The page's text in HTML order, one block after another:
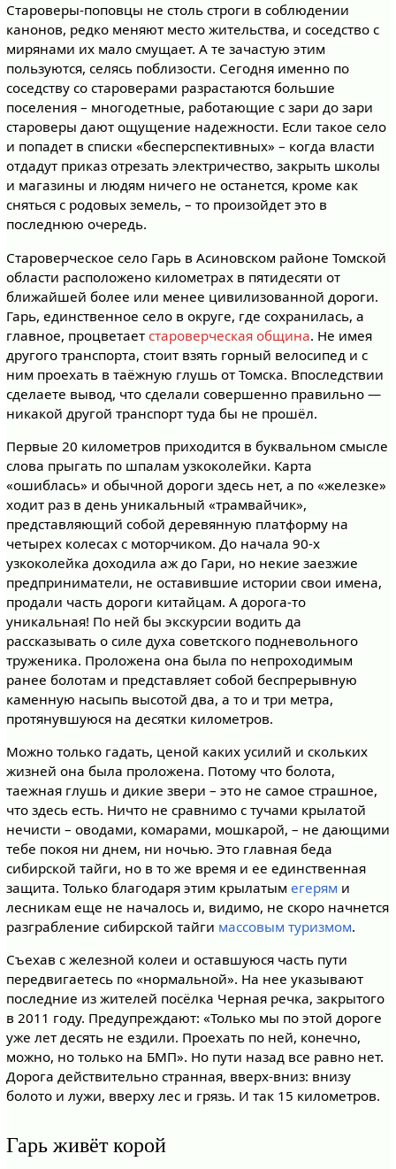
Староверы-поповцы не столь строги в соблюдении
канонов, редко меняют место жительства, и соседство с
мирянами их мало смущает. А те зачастую этим
пользуются, селясь поблизости. Сегодня именно по
соседству со староверами разрастаются большие
поселения – многодетные, работающие с зари до зари
староверы дают ощущение надежности. Если такое село
и попадет в списки «бесперспективных» – когда власти
отдадут приказ отрезать электричество, закрыть школы
и магазины и людям ничего не останется, кроме как
сняться с родовых земель, – то произойдет это в
последнюю очередь.
Староверческое село Гарь в Асиновском районе Томской
области расположено километрах в пятидесяти от
ближайшей более или менее цивилизованной дороги.
Гарь, единственное село в округе, где сохранилась, а
главное, процветает староверческая община. Не имея
другого транспорта, стоит взять горный велосипед и с
ним проехать в таёжную глушь от Томска. Впоследствии
сделаете вывод, что сделали совершенно правильно —
никакой другой транспорт туда бы не прошёл.
Первые 20 километров приходится в буквальном смысле
слова прыгать по шпалам узкоколейки. Карта
«ошиблась» и обычной дороги здесь нет, а по «железке»
ходит раз в день уникальный «трамвайчик»,
представляющий собой деревянную платформу на
четырех колесах с моторчиком. До начала 90-х
узкоколейка доходила аж до Гари, но некие заезжие
предприниматели, не оставившие истории свои имена,
продали часть дороги китайцам. А дорога-то
уникальная! По ней бы экскурсии водить да
рассказывать о силе духа советского подневольного
труженика. Проложена она была по непроходимым
ранее болотам и представляет собой беспрерывную
каменную насыпь высотой два, а то и три метра,
протянувшуюся на десятки километров.
Можно только гадать, ценой каких усилий и скольких
жизней она была проложена. Потому что болота,
таежная глушь и дикие звери – это не самое страшное,
что здесь есть. Ничто не сравнимо с тучами крылатой
нечисти – оводами, комарами, мошкарой, – не дающими
тебе покоя ни днем, ни ночью. Это главная беда
сибирской тайги, но в то же время и ее единственная
защита. Только благодаря этим крылатым егерям и
лесникам еще не началось и, видимо, не скоро начнется
разграбление сибирской тайги массовым туризмом.
Съехав с железной колеи и оставшуюся часть пути
передвигаетесь по «нормальной». На нее указывают
последние из жителей посёлка Черная речка, закрытого
в 2011 году. Предупреждают: «Только мы по этой дороге
уже лет десять не ездили. Проехать по ней, конечно,
можно, но только на БМП». Но пути назад все равно нет.
Дорога действительно странная, вверх-вниз: внизу
болото и лужи, вверху лес и грязь. И так 15 километров.
Гарь живёт корой